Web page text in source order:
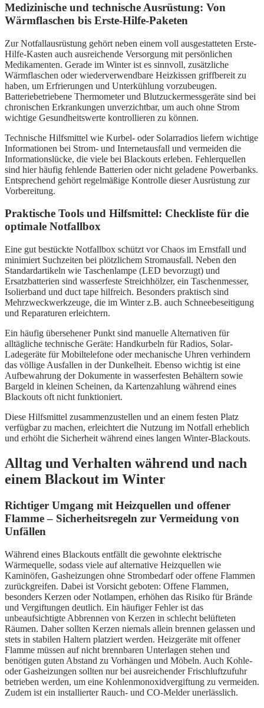
Medizinische und technische Ausrüstung: Von
Wärmflaschen bis Erste-Hilfe-Paketen
Zur Notfallausrüstung gehört neben einem voll ausgestatteten Erste-
Hilfe-Kasten auch ausreichende Versorgung mit persönlichen
Medikamenten. Gerade im Winter ist es sinnvoll, zusätzliche
Wärmflaschen oder wiederverwendbare Heizkissen griffbereit zu
haben, um Erfrierungen und Unterkühlung vorzubeugen.
Batteriebetriebene Thermometer und Blutzuckermessgeräte sind bei
chronischen Erkrankungen unverzichtbar, um auch ohne Strom
wichtige Gesundheitswerte kontrollieren zu können.
Technische Hilfsmittel wie Kurbel- oder Solarradios liefern wichtige
Informationen bei Strom- und Internetausfall und vermeiden die
Informationslücke, die viele bei Blackouts erleben. Fehlerquellen
sind hier häufig fehlende Batterien oder nicht geladene Powerbanks.
Entsprechend gehört regelmäßige Kontrolle dieser Ausrüstung zur
Vorbereitung.
Praktische Tools und Hilfsmittel: Checkliste für die
optimale Notfallbox
Eine gut bestückte Notfallbox schützt vor Chaos im Ernstfall und
minimiert Suchzeiten bei plötzlichem Stromausfall. Neben den
Standardartikeln wie Taschenlampe (LED bevorzugt) und
Ersatzbatterien sind wasserfeste Streichhölzer, ein Taschenmesser,
Isolierband und duct tape hilfreich. Besonders praktisch sind
Mehrzweckwerkzeuge, die im Winter z.B. auch Schneebeseitigung
und Reparaturen erleichtern.
Ein häufig übersehener Punkt sind manuelle Alternativen für
alltägliche technische Geräte: Handkurbeln für Radios, Solar-
Ladegeräte für Mobiltelefone oder mechanische Uhren verhindern
das völlige Ausfallen in der Dunkelheit. Ebenso wichtig ist eine
Aufbewahrung der Dokumente in wasserfesten Behältern sowie
Bargeld in kleinen Scheinen, da Kartenzahlung während eines
Blackouts oft nicht funktioniert.
Diese Hilfsmittel zusammenzustellen und an einem festen Platz
verfügbar zu machen, erleichtert die Nutzung im Notfall erheblich
und erhöht die Sicherheit während eines langen Winter-Blackouts.
Alltag und Verhalten während und nach
einem Blackout im Winter
Richtiger Umgang mit Heizquellen und offener
Flamme – Sicherheitsregeln zur Vermeidung von
Unfällen
Während eines Blackouts entfällt die gewohnte elektrische
Wärmequelle, sodass viele auf alternative Heizquellen wie
Kaminöfen, Gasheizungen ohne Strombedarf oder offene Flammen
zurückgreifen. Dabei ist Vorsicht geboten: Offene Flammen,
besonders Kerzen oder Notlampen, erhöhen das Risiko für Brände
und Vergiftungen deutlich. Ein häufiger Fehler ist das
unbeaufsichtigte Abbrennen von Kerzen in schlecht belüfteten
Räumen. Daher sollten Kerzen niemals allein brennen gelassen und
stets in stabilen Haltern platziert werden. Heizgeräte mit offener
Flamme müssen auf nicht brennbaren Unterlagen stehen und
benötigen guten Abstand zu Vorhängen und Möbeln. Auch Kohle-
oder Gasheizungen sollten nur bei ausreichender Frischluftzufuhr
betrieben werden, um eine Kohlenmonoxidvergiftung zu vermeiden.
Zudem ist ein installierter Rauch- und CO-Melder unerlässlich.